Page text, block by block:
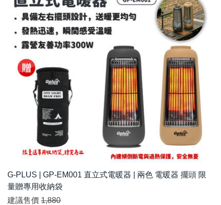
G-PLUS | GP-EM001 直立式電暖器 | 兩色 電暖器 擺頭 限
量贈專用收納袋
建議售價 1,880